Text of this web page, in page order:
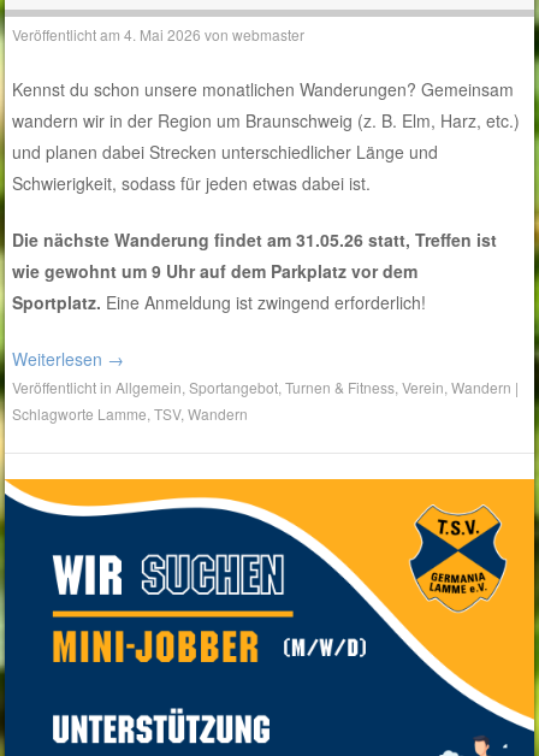
Veröffentlicht am4. Mai 2026 vonwebmaster
Kennst du schon unsere monatlichen Wanderungen? Gemeinsam
wandern wir in der Region um Braunschweig (z. B. Elm, Harz, etc.)
und planen dabei Strecken unterschiedlicher Länge und
Schwierigkeit, sodass für jeden etwas dabei ist.
Die nächste Wanderung findet am 31.05.26 statt, Treffen ist
wie gewohnt um 9 Uhr auf dem Parkplatz vor dem
Sportplatz. Eine Anmeldung ist zwingend erforderlich!
Weiterlesen →
Veröffentlicht inAllgemein ,Sportangebot ,Turnen & Fitness ,Verein ,Wandern |
Schlagworte Lamme ,TSV,Wandern